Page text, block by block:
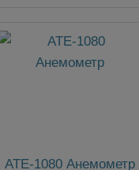
АТЕ-1080 Анемометр